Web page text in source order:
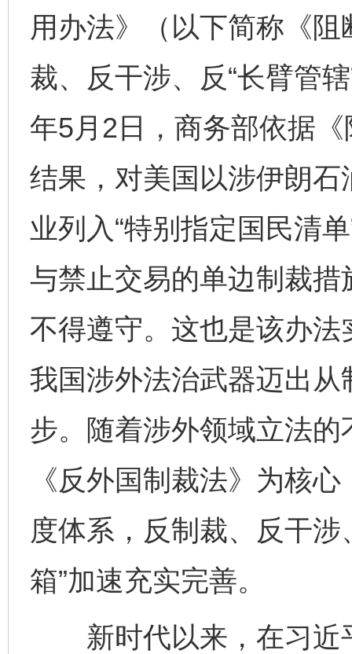
用办法》（以下简称《
裁、反干涉、反“长臂管
年5月2日，商务部依据
结果，对美国以涉伊朗
业列入“特别指定国民清
与禁止交易的单边制裁
不得遵守。这也是该办
我国涉外法治武器迈出
步。随着涉外领域立法
《反外国制裁法》为核
度体系，反制裁、反干涉
箱”加速充实完善。
新时代以来，在习近